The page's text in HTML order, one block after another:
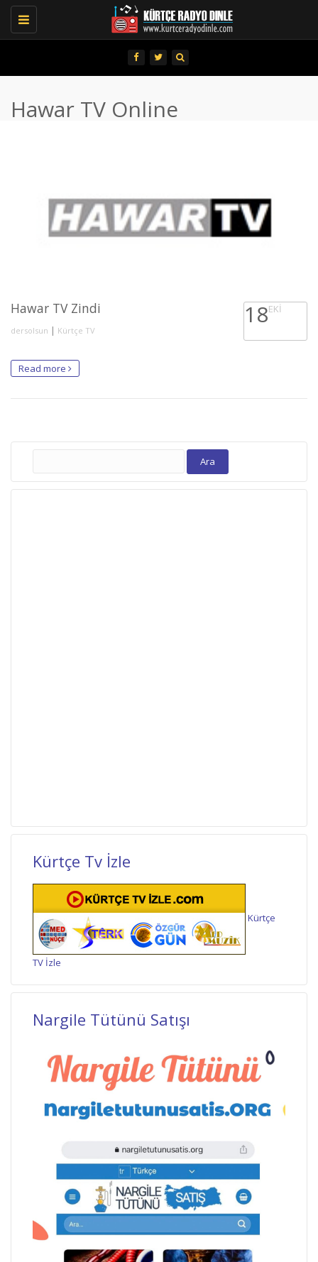
Toggle
navigation
Hawar TV Online
Hawar TV Zindi
dersolsun | Kürtçe TV
18EKI
Read more
Arama:
Kürtçe Tv İzle
Kürtçe
TV İzle
Nargile Tütünü Satışı